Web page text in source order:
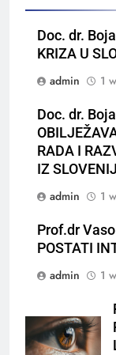
Doc. dr.
KRIZA U
admin
1
Doc. dr.
RADA I
IZ
admin
1
Prof.dr
POSTATI
admin
1